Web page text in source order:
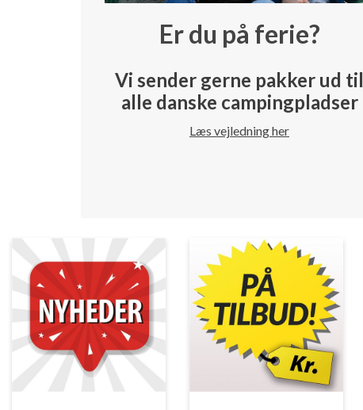
Er du på ferie?
Vi sender gerne pakker ud til
alle danske campingpladser
Læs vejledning her